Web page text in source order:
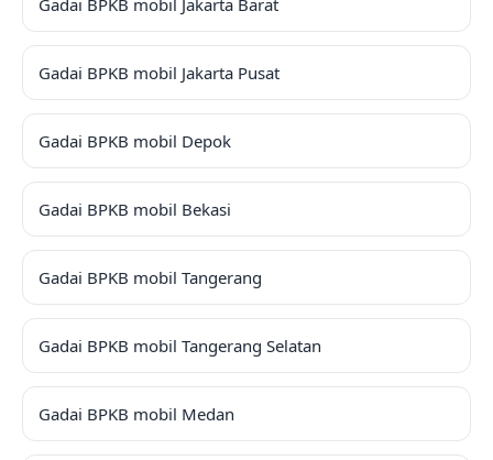
Gadai BPKB mobil Jakarta Barat
Gadai BPKB mobil Jakarta Pusat
Gadai BPKB mobil Depok
Gadai BPKB mobil Bekasi
Gadai BPKB mobil Tangerang
Gadai BPKB mobil Tangerang Selatan
Gadai BPKB mobil Medan